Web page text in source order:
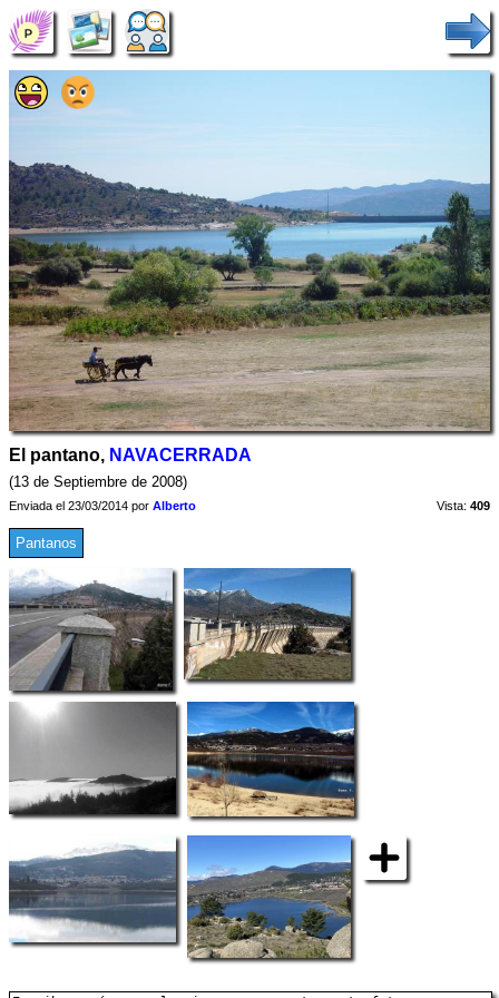
El pantano, NAVACERRADA
(13 de Septiembre de 2008)
Enviada el 23/03/2014 por Alberto Vista: 409
Pantanos